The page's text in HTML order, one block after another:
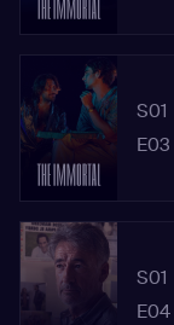
S01
E03
S01
E04